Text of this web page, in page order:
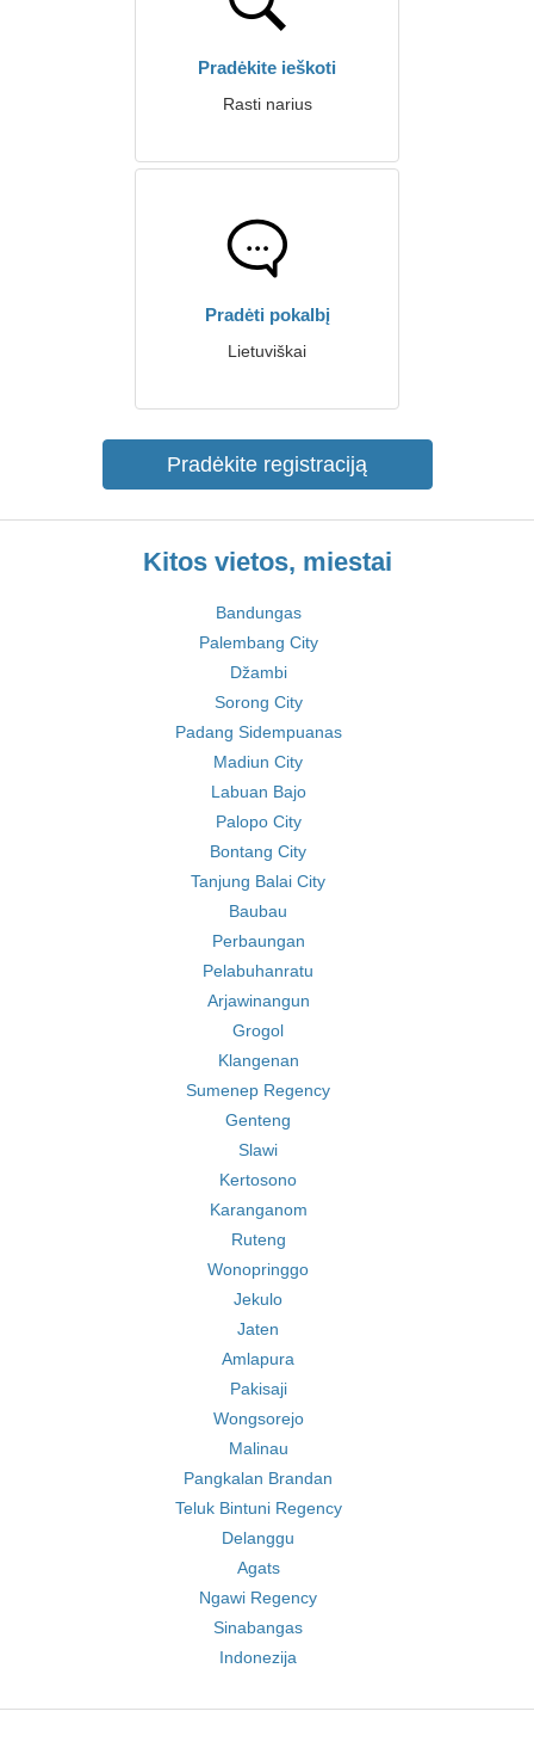
Pradėkite ieškoti
Rasti narius
Pradėti pokalbį
Lietuviškai
Pradėkite registraciją
Kitos vietos, miestai
Bandungas
Palembang City
Džambi
Sorong City
Padang Sidempuanas
Madiun City
Labuan Bajo
Palopo City
Bontang City
Tanjung Balai City
Baubau
Perbaungan
Pelabuhanratu
Arjawinangun
Grogol
Klangenan
Sumenep Regency
Genteng
Slawi
Kertosono
Karanganom
Ruteng
Wonopringgo
Jekulo
Jaten
Amlapura
Pakisaji
Wongsorejo
Malinau
Pangkalan Brandan
Teluk Bintuni Regency
Delanggu
Agats
Ngawi Regency
Sinabangas
Indonezija